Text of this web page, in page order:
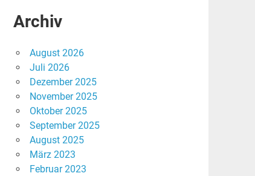
Archiv
August 2026
Juli 2026
Dezember 2025
November 2025
Oktober 2025
September 2025
August 2025
März 2023
Februar 2023